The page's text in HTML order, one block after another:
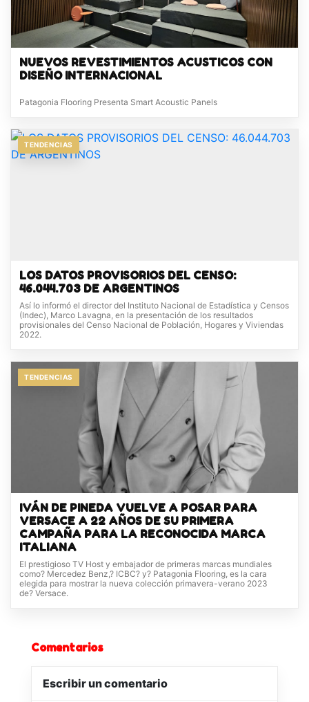
NUEVOS REVESTIMIENTOS ACUSTICOS CON
DISEÑO INTERNACIONAL
Patagonia Flooring Presenta Smart Acoustic Panels
TENDENCIAS
LOS DATOS PROVISORIOS DEL CENSO:
46.044.703 DE ARGENTINOS
Así lo informó el director del Instituto Nacional de Estadística y Censos
(Indec), Marco Lavagna, en la presentación de los resultados
provisionales del Censo Nacional de Población, Hogares y Viviendas
2022.
TENDENCIAS
IVÁN DE PINEDA VUELVE A POSAR PARA
VERSACE A 22 AÑOS DE SU PRIMERA
CAMPAÑA PARA LA RECONOCIDA MARCA
ITALIANA
El prestigioso TV Host y embajador de primeras marcas mundiales
como? Mercedez Benz,? ICBC? y? Patagonia Flooring, es la cara
elegida para mostrar la nueva colección primavera-verano 2023
de? Versace.
Comentarios
Escribir un comentario